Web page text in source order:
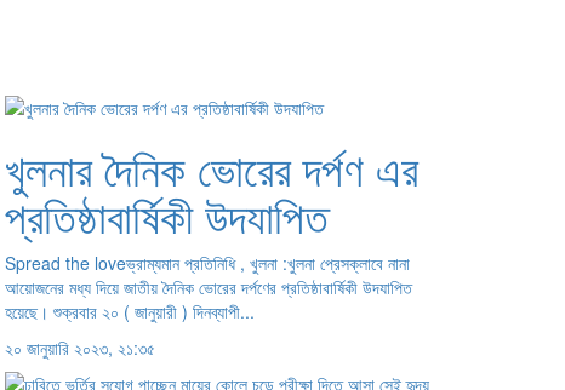
খুলনার দৈনিক ভোরের দর্পণ এর
প্রতিষ্ঠাবার্ষিকী উদযাপিত
Spread the loveভ্রাম্যমান প্রতিনিধি , খুলনা :খুলনা প্রেসক্লাবে নানা
আয়োজনের মধ্য দিয়ে জাতীয় দৈনিক ভোরের দর্পণের প্রতিষ্ঠাবার্ষিকী উদযাপিত
হয়েছে। শুক্রবার ২০ ( জানুয়ারী ) দিনব্যাপী...
২০ জানুয়ারি ২০২৩, ২১:৩৫